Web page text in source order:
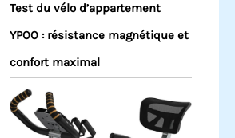
Test du vélo d’appartement
YPOO : résistance magnétique et
confort maximal